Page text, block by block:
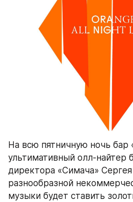
На всю пятничную ночь бар
ультимативный олл-найтер
директора «Симача»
разнообразной
музыки будет ставить